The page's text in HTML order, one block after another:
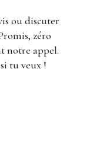
ou discuter
zéro
notre appel.
tu veux !